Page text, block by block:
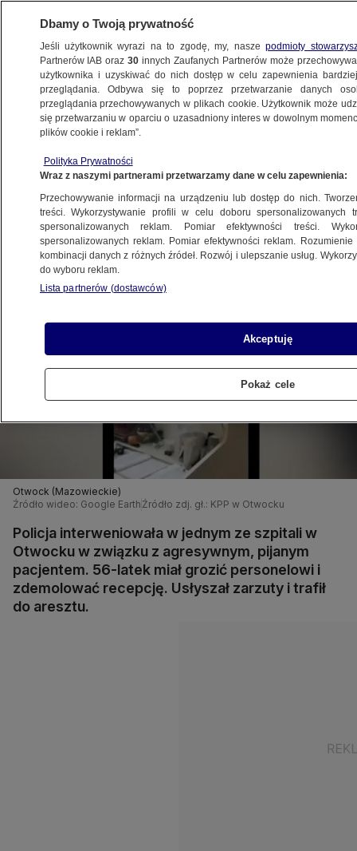
WARSZAWA
OKOLICE
szpitala". Recydywista z zarzutami
17.05.2025, 08:52
Posłuchaj artykułu
Czyta lektor AI
Otwock (Mazowieckie)
Źródło wideo: Google Earth Źródło zdj. gł.: KPP w Otwocku
Policja interweniowała w jednym ze szpitali w
Otwocku w związku z agresywnym, pijanym
pacjentem. 56-latek miał grozić personelowi i
zdemolować recepcję. Usłyszał zarzuty i trafił
do aresztu.
Dbamy o Twoją prywatność
Jeśli użytkownik wyrazi na to zgodę, my, naszepodmioty
Partnerów IAB oraz30 innych Zaufanych Partnerów może
użytkownika i uzyskiwać do nich dostęp w celu zapewnienia
przeglądania. Odbywa się to poprzez przetwarzanie danych
przeglądania przechowywanych w plikach cookie. Użytkownik może
się przetwarzaniu w oparciu o uzasadniony interes w dowolnym
plików cookie i reklam”.
Polityka Prywatności
Wraz z naszymi partnerami przetwarzamy dane w celu zapewnienia:
Przechowywanie informacji na urządzeniu lub dostęp do nich.
treści. Wykorzystywanie profili w celu doboru spersonalizowanych
spersonalizowanych reklam. Pomiar efektywności treści.
spersonalizowanych reklam. Pomiar efektywności reklam.
kombinacji danych z różnych źródeł. Rozwój i ulepszanie usług.
do wyboru reklam.
Lista partnerów (dostawców)
Akceptuję
Pokaż cele